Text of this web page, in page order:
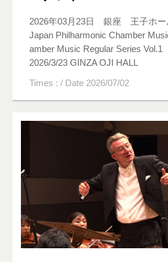
2026年03月23日 銀座 王子ホー
Japan Philharmonic Chamber
amber Music Regular Series Vol.1
2026/3/23 GINZA OJI HALL
Times : / Date 2026/07/02